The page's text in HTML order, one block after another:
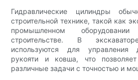
Гидравлические цилиндры
строительной технике, такой как
промышленном
строительстве. В
используются для управления
рукояти и ковша, что
различные задачи с точностью и